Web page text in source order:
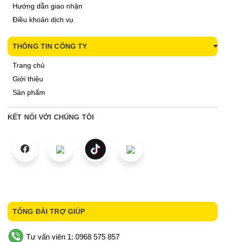
Hướng dẫn giao nhận
Điều khoản dịch vụ
THÔNG TIN CÔNG TY
Trang chủ
Giới thiệu
Sản phẩm
KẾT NỐI VỚI CHÚNG TÔI
TỔNG ĐÀI TRỢ GIÚP
Tư vấn viên 1: 0968 575 857